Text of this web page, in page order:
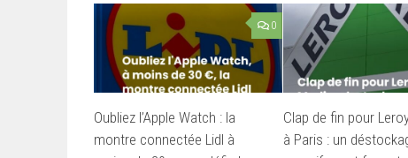
0
Oubliez l’Apple Watch : la
montre connectée Lidl à
Clap de fin pour
à Paris : un